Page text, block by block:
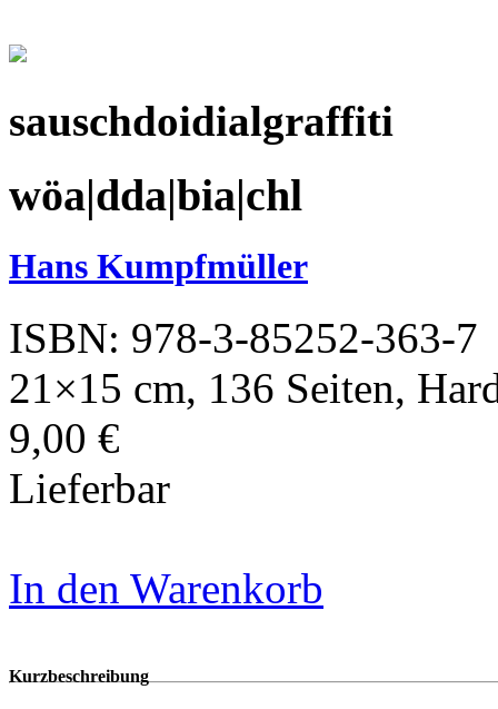
sauschdoidialgraffiti
wöa|dda|bia|chl
Hans Kumpfmüller
ISBN: 978-3-85252-363-7
21×15 cm, 136 Seiten,
9,00 €
Lieferbar
In den Warenkorb
Kurzbeschreibung